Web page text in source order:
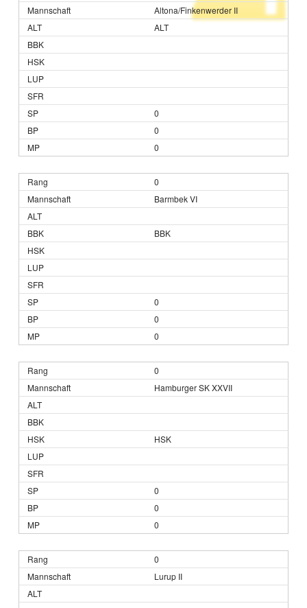
Altona/Finkenwerder II
ALT
0
0
0
0
Barmbek VI
BBK
0
0
0
0
Hamburger SK XXVII
HSK
0
0
0
0
Lurup II